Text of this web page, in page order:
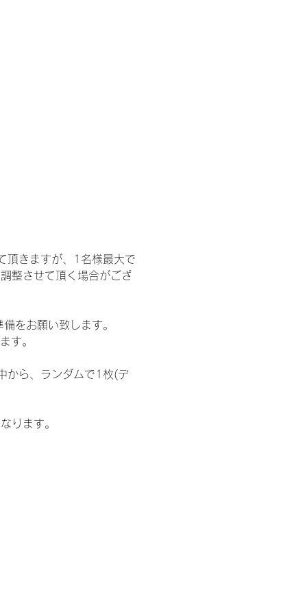
頂きますが、1名様最大で
整させて頂く場合がござ
をお願い致します。
す。
から、ランダムで1枚(デ
ります。